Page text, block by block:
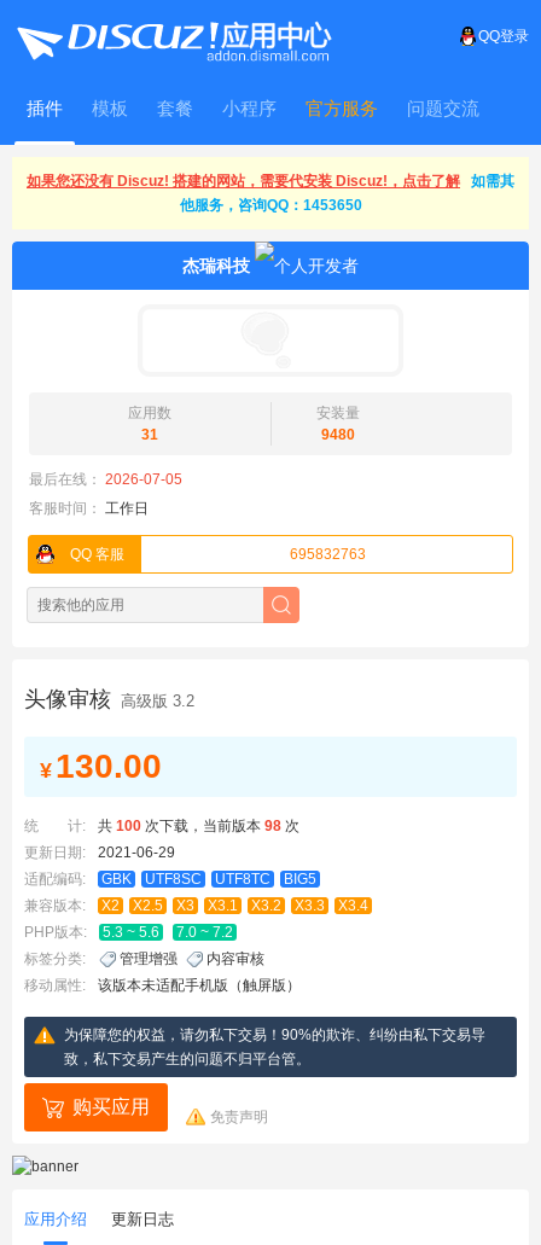
QQ登录
插件 模板 套餐 小程序 官方服务 问题交流
WitFrame
如果您还没有 Discuz! 搭建的网站，需要代安装 Discuz!，点击了解
如需其
他服务，咨询QQ：1453650
杰瑞科技
应用数
31
安装量
9480
最后在线： 2026-07-05
客服时间： 工作日
QQ 客服 695832763
头像审核 高级版 3.2
¥ 130.00
统 计: 共 100 次下载，当前版本 98 次
更新日期:
2021-06-29
适配编码:
GBK UTF8SC UTF8TC
BIG5
兼容版本:
X2 X2.5 X3 X3.1 X3.2 X3.3
X3.4
PHP版本:
5.3 ~ 5.6
7.0 ~ 7.2
标签分类:
管理增强
内容审核
移动属性:
该版本未适配手机版（触屏版）
为保障您的权益，请勿私下交易！90%的欺诈、纠纷由私下交易导
致，私下交易产生的问题不归平台管。
购买应用 免责声明
应用介绍 更新日志